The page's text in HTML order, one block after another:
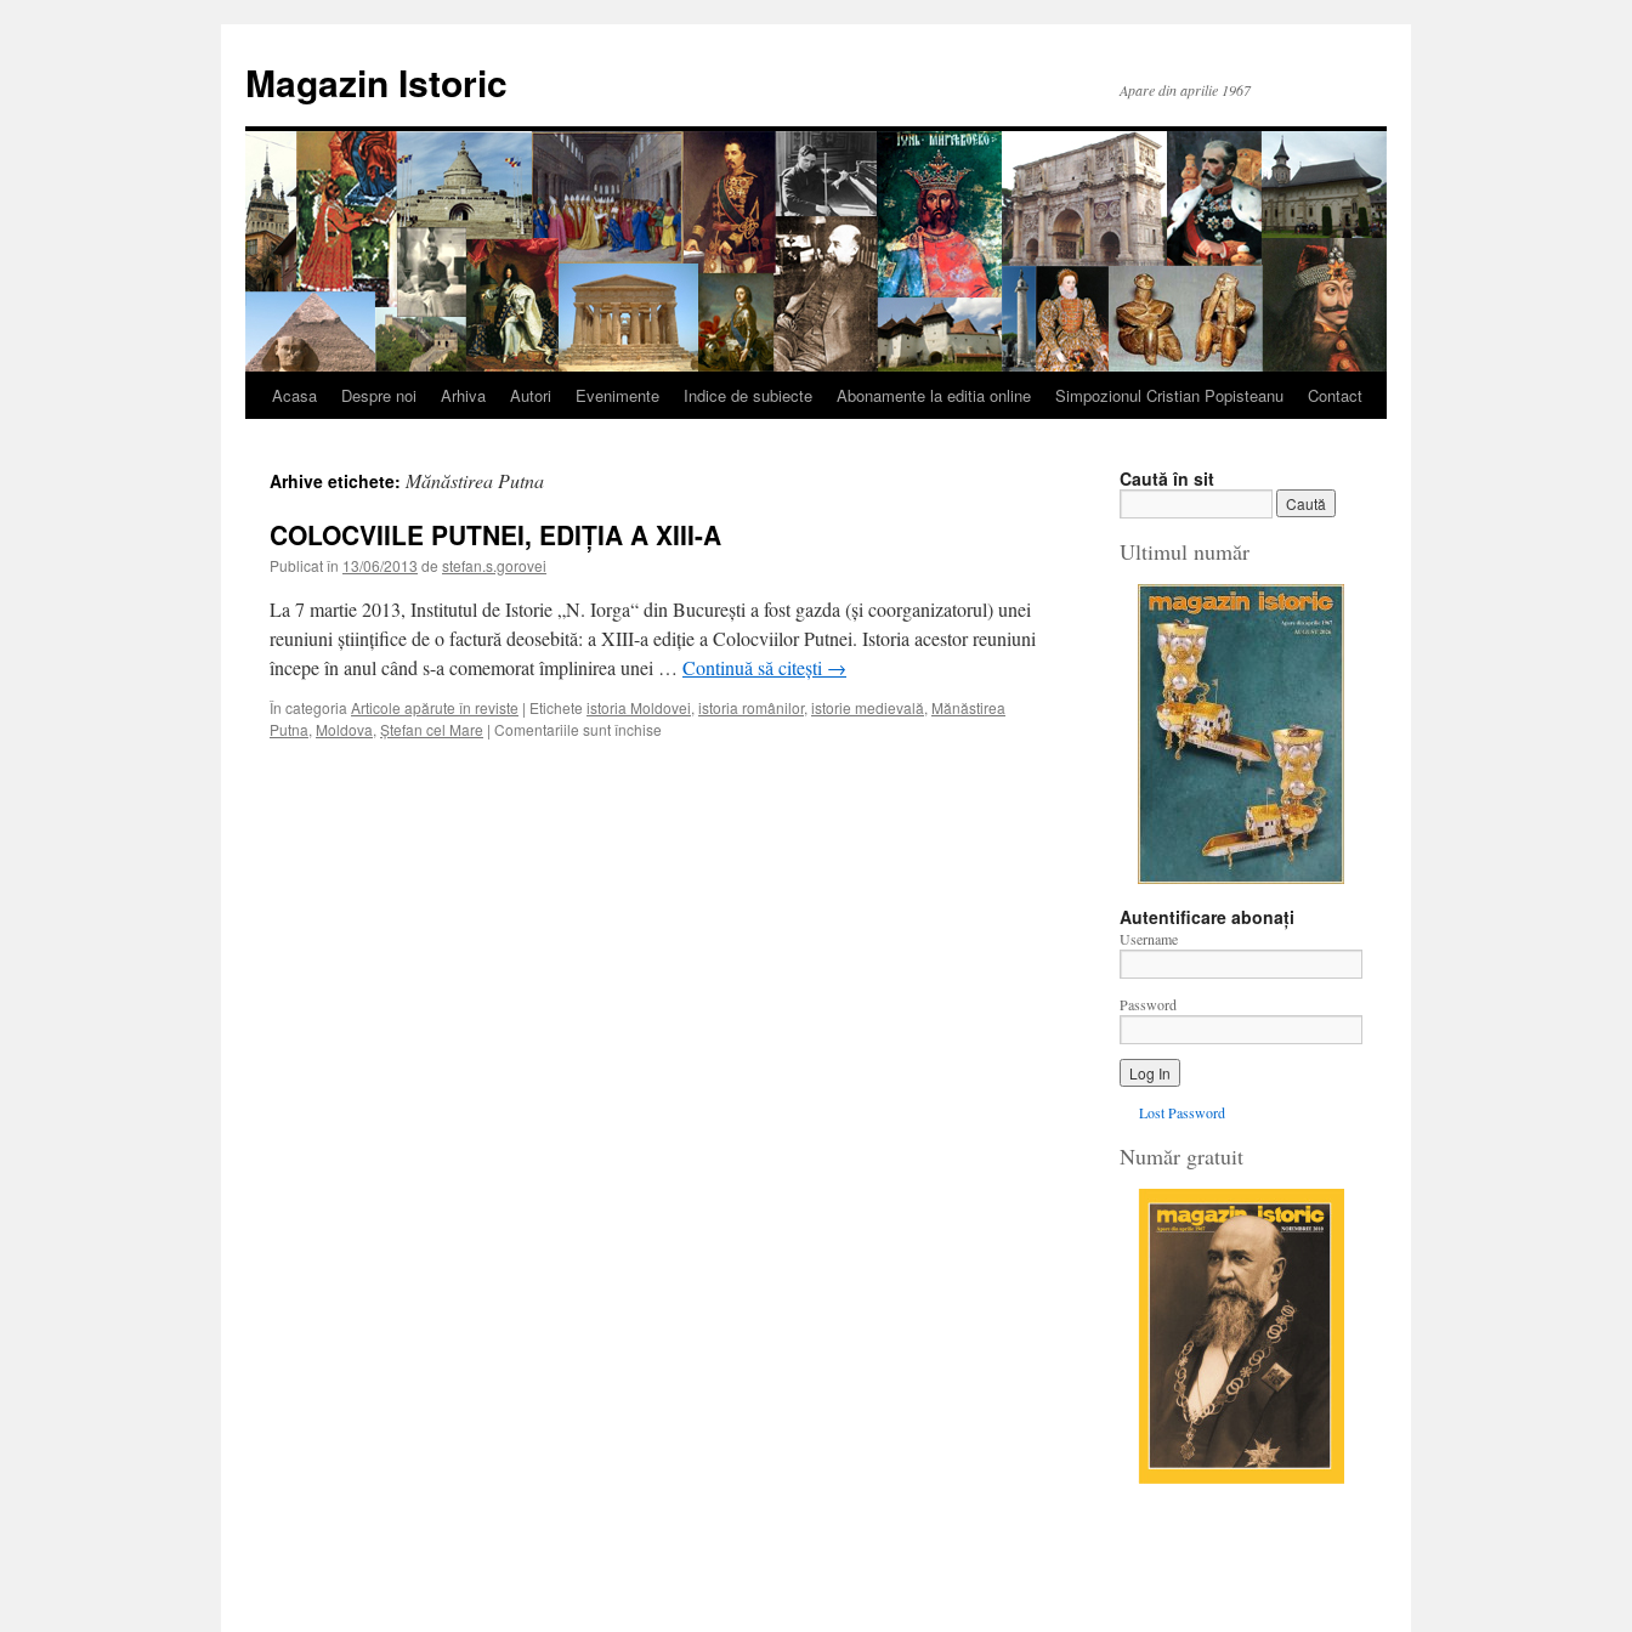
conținut
Magazin Istoric Apare din aprilie 1967
Acasa Despre noi Arhiva Autori Evenimente Indice de subiecte Abonamente la editia online Simpozionul Cristian Popisteanu Contact
Arhive etichete: Mănăstirea Putna
COLOCVIILE PUTNEI, EDIŢIA A XIII-A
Publicat în 13/06/2013 de stefan.s.gorovei
La 7 martie 2013, Institutul de Istorie „N. Iorga“ din Bucureşti a fost gazda (şi coorganizatorul) unei
reuniuni ştiinţifice de o factură deosebită: a XIII-a ediţie a Colocviilor Putnei. Istoria acestor reuniuni
începe în anul când s-a comemorat împlinirea unei … Continuă să citești →
În categoria Articole apărute în reviste | Etichete istoria Moldovei, istoria românilor, istorie medievală, Mănăstirea
Putna, Moldova, Ştefan cel Mare | Comentariile sunt închise
Caută în sit
Ultimul număr
Autentificare abonați
Username
Password
Lost Password
Număr gratuit